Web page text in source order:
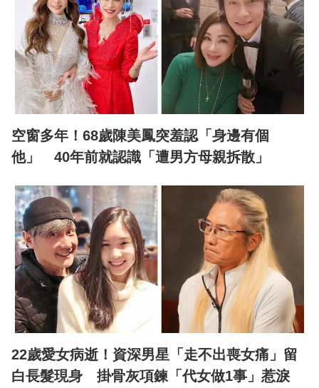
空窗多年！68歲陳美鳳突羞認「身邊有個
他」 40年前就認識「遭男方母親拆散」
22歲愛女病逝！資深男星「走不出喪女痛」留
白長髮現身 掛骨灰項鍊「代女做1事」惹淚